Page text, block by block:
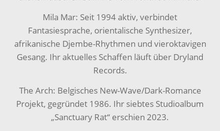
Mila Mar: Seit 1994 aktiv, verbindet
Fantasiesprache, orientalische Synthesizer,
afrikanische Djembe-Rhythmen und vieroktavigen
Gesang. Ihr aktuelles Schaffen läuft über Dryland
Records.
The Arch: Belgisches New-Wave/Dark-Romance
Projekt, gegründet 1986. Ihr siebtes Studioalbum
„Sanctuary Rat“ erschien 2023.